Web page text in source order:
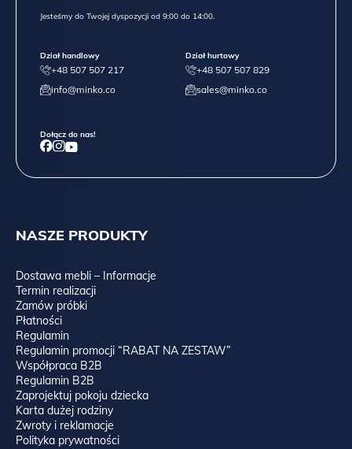
NASZE PRODUKTY
Dostawa mebli – Informacje
Termin realizacji
Zamów próbki
Płatności
Regulamin
Regulamin promocji “RABAT NA ZESTAW”
Współpraca B2B
Regulamin B2B
Zaprojektuj pokoju dziecka
Karta dużej rodziny
Zwroty i reklamacje
Polityka prywatności
Jesteśmy do Twojej dyspozycji od 9:00 do 14:00.
Dział handlowy
+48 507 507 217
info@minko.co
Dział hurtowy
+48 507 507 829
sales@minko.co
Dołącz do nas!